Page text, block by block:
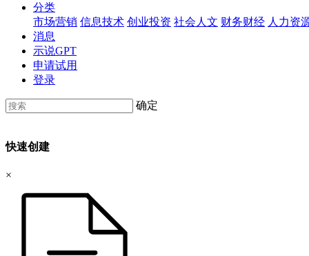
分类
市场营销 信息技术 创业投资 社会人文 财务财经 人力资
消息
示说GPT
申请试用
登录
确定
快速创建
×